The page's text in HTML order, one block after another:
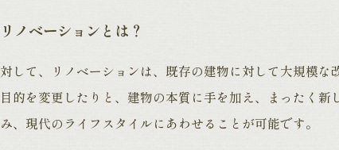
リノベーションとは？
対して、リノベーションは、既存の建物に対して大規模
目的を変更したりと、建物の本質に手を加え、まったく
み、現代のライフスタイルにあわせることが可能です。